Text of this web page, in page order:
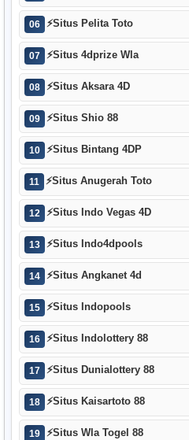
06 ⚡Situs Pelita Toto
07 ⚡Situs 4dprize Wla
08 ⚡Situs Aksara 4D
09 ⚡Situs Shio 88
10 ⚡Situs Bintang 4DP
11 ⚡Situs Anugerah Toto
12 ⚡Situs Indo Vegas 4D
13 ⚡Situs Indo4dpools
14 ⚡Situs Angkanet 4d
15 ⚡Situs Indopools
16 ⚡Situs Indolottery 88
17 ⚡Situs Dunialottery 88
18 ⚡Situs Kaisartoto 88
19 ⚡Situs Wla Togel 88